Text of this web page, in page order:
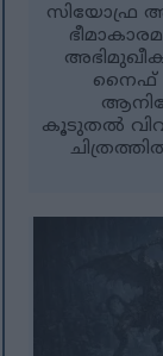
സിയോഫ്ര
നൈഫ്
കൂടുതൽ